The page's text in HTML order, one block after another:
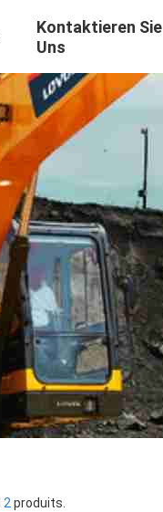
Kontaktieren Sie
Uns
2 produits.